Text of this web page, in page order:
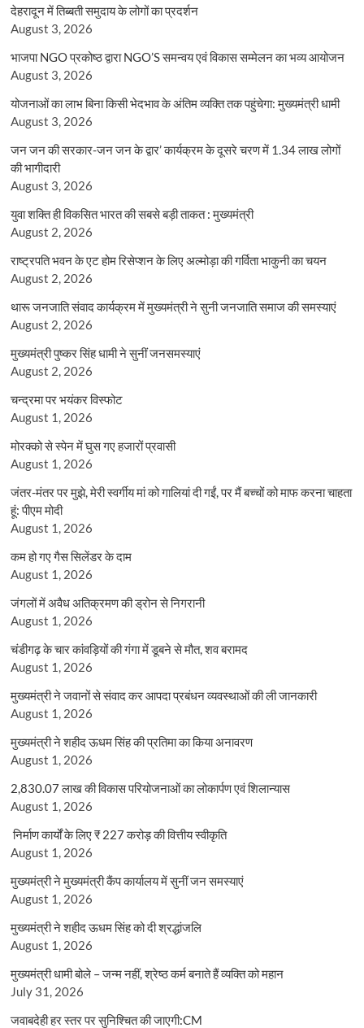
देहरादून में तिब्बती समुदाय के लोगों का प्रदर्शन
August 3, 2026
भाजपा NGO प्रकोष्ठ द्वारा NGO’S समन्वय एवं विकास सम्मेलन का भव्य आयोजन
August 3, 2026
योजनाओं का लाभ बिना किसी भेदभाव के अंतिम व्यक्ति तक पहुंचेगा: मुख्यमंत्री धामी
August 3, 2026
जन जन की सरकार-जन जन के द्वार’ कार्यक्रम के दूसरे चरण में 1.34 लाख लोगों
की भागीदारी
August 3, 2026
युवा शक्ति ही विकसित भारत की सबसे बड़ी ताकत : मुख्यमंत्री
August 2, 2026
राष्ट्रपति भवन के एट होम रिसेप्शन के लिए अल्मोड़ा की गर्विता भाकुनी का चयन
August 2, 2026
थारू जनजाति संवाद कार्यक्रम में मुख्यमंत्री ने सुनी जनजाति समाज की समस्याएं
August 2, 2026
मुख्यमंत्री पुष्कर सिंह धामी ने सुनीं जनसमस्याएं
August 2, 2026
चन्द्रमा पर भयंकर विस्फोट
August 1, 2026
मोरक्को से स्पेन में घुस गए हजारों प्रवासी
August 1, 2026
जंतर-मंतर पर मुझे, मेरी स्वर्गीय मां को गालियां दी गईं, पर मैं बच्चों को माफ करना चाहता
हूं: पीएम मोदी
August 1, 2026
कम हो गए गैस सिलेंडर के दाम
August 1, 2026
जंगलों में अवैध अतिक्रमण की ड्रोन से निगरानी
August 1, 2026
चंडीगढ़ के चार कांवड़ियों की गंगा में डूबने से मौत, शव बरामद
August 1, 2026
मुख्यमंत्री ने जवानों से संवाद कर आपदा प्रबंधन व्यवस्थाओं की ली जानकारी
August 1, 2026
मुख्यमंत्री ने शहीद ऊधम सिंह की प्रतिमा का किया अनावरण
August 1, 2026
2,830.07 लाख की विकास परियोजनाओं का लोकार्पण एवं शिलान्यास
August 1, 2026
निर्माण कार्यों के लिए ₹ 227 करोड़ की वित्तीय स्वीकृति
August 1, 2026
मुख्यमंत्री ने मुख्यमंत्री कैंप कार्यालय में सुनीं जन समस्याएं
August 1, 2026
मुख्यमंत्री ने शहीद ऊधम सिंह को दी श्रद्धांजलि
August 1, 2026
मुख्यमंत्री धामी बोले – जन्म नहीं, श्रेष्ठ कर्म बनाते हैं व्यक्ति को महान
July 31, 2026
जवाबदेही हर स्तर पर सुनिश्चित की जाएगी:CM